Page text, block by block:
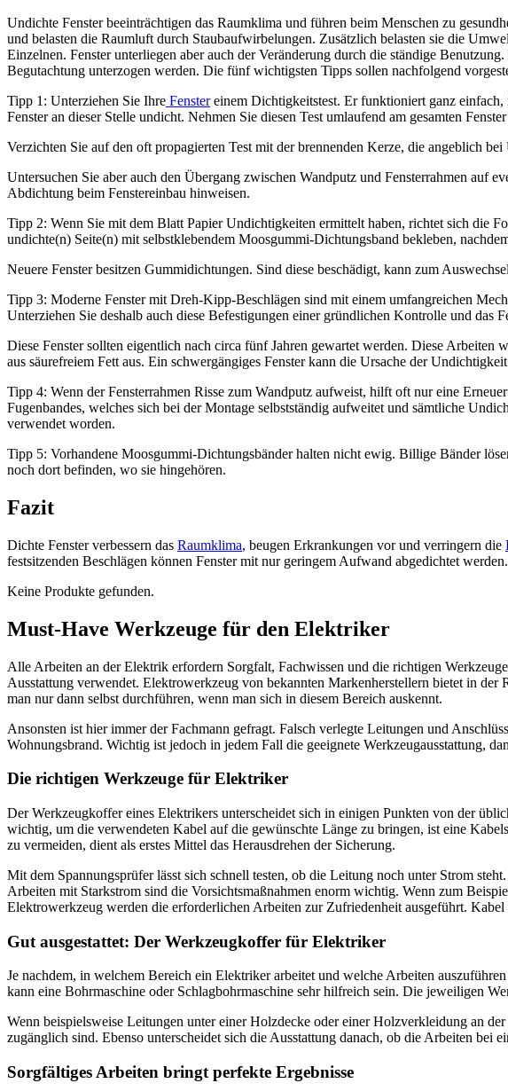
Undichte Fenster beeinträchtigen das Raumklima und führen beim Menschen zu
und belasten die Raumluft durch Staubaufwirbelungen. Zusätzlich belasten sie die
Einzelnen. Fenster unterliegen aber auch der Veränderung durch die ständige
Begutachtung unterzogen werden. Die fünf wichtigsten Tipps sollen nachfolgend
Tipp 1: Unterziehen Sie Ihre Fenstereinem Dichtigkeitstest. Er funktioniert ganz einfach,
Fenster an dieser Stelle undicht. Nehmen Sie diesen Test umlaufend am gesamten
Verzichten Sie auf den oft propagierten Test mit der brennenden Kerze, die angeblich
Untersuchen Sie aber auch den Übergang zwischen Wandputz und Fensterrahmen auf
Abdichtung beim Fenstereinbau hinweisen.
Tipp 2: Wenn Sie mit dem Blatt Papier Undichtigkeiten ermittelt haben, richtet sich die
undichte(n) Seite(n) mit selbstklebendem Moosgummi-Dichtungsband bekleben,
Neuere Fenster besitzen Gummidichtungen. Sind diese beschädigt, kann zum
Tipp 3: Moderne Fenster mit Dreh-Kipp-Beschlägen sind mit einem umfangreichen
Unterziehen Sie deshalb auch diese Befestigungen einer gründlichen Kontrolle und das
Diese Fenster sollten eigentlich nach circa fünf Jahren gewartet werden. Diese Arbeiten
aus säurefreiem Fett aus. Ein schwergängiges Fenster kann die Ursache der
Tipp 4: Wenn der Fensterrahmen Risse zum Wandputz aufweist, hilft oft nur eine
Fugenbandes, welches sich bei der Montage selbstständig aufweitet und sämtliche
verwendet worden.
Tipp 5: Vorhandene Moosgummi-Dichtungsbänder halten nicht ewig. Billige Bänder
noch dort befinden, wo sie hingehören.
Fazit
Dichte Fenster verbessern das Raumklima, beugen Erkrankungen vor und verringern die
festsitzenden Beschlägen können Fenster mit nur geringem Aufwand abgedichtet werden.
Keine Produkte gefunden.
Must-Have Werkzeuge für den Elektriker
Alle Arbeiten an der Elektrik erfordern Sorgfalt, Fachwissen und die richtigen
Ausstattung verwendet. Elektrowerkzeug von bekannten Markenherstellern bietet in
man nur dann selbst durchführen, wenn man sich in diesem Bereich auskennt.
Ansonsten ist hier immer der Fachmann gefragt. Falsch verlegte Leitungen und
Wohnungsbrand. Wichtig ist jedoch in jedem Fall die geeignete Werkzeugausstattung,
Die richtigen Werkzeuge für Elektriker
Der Werkzeugkoffer eines Elektrikers unterscheidet sich in einigen Punkten von der
wichtig, um die verwendeten Kabel auf die gewünschte Länge zu bringen, ist eine
zu vermeiden, dient als erstes Mittel das Herausdrehen der Sicherung.
Mit dem Spannungsprüfer lässt sich schnell testen, ob die Leitung noch unter Strom
Arbeiten mit Starkstrom sind die Vorsichtsmaßnahmen enorm wichtig. Wenn zum
Elektrowerkzeug werden die erforderlichen Arbeiten zur Zufriedenheit ausgeführt.
Gut ausgestattet: Der Werkzeugkoffer für Elektriker
Je nachdem, in welchem Bereich ein Elektriker arbeitet und welche Arbeiten
kann eine Bohrmaschine oder Schlagbohrmaschine sehr hilfreich sein. Die jeweiligen
Wenn beispielsweise Leitungen unter einer Holzdecke oder einer Holzverkleidung an
zugänglich sind. Ebenso unterscheidet sich die Ausstattung danach, ob die Arbeiten bei
Sorgfältiges Arbeiten bringt perfekte Ergebnisse